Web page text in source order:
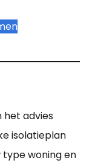
het advies
isolatieplan
woning en